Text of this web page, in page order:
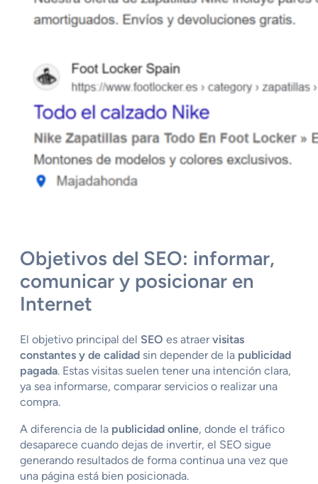
Objetivos del SEO: informar,
comunicar y posicionar en
Internet
El objetivo principal del SEO es atraervisitas
constantes y de calidad sin depender de la publicidad
pagada. Estas visitas suelen tener una intención clara,
ya sea informarse, comparar servicios o realizar una
compra.
A diferencia de la publicidad online, donde el tráfico
desaparece cuando dejas de invertir, el SEO sigue
generando resultados de forma continua una vez que
una página está bien posicionada.